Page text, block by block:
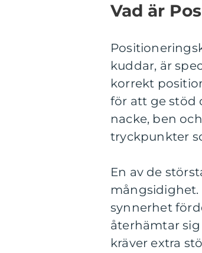
Vad är
kuddar, är
korrekt
för att ge stöd
nacke, ben
tryckpunkter
En av de
mångsidighet.
synnerhet
återhämtar
kräver extra